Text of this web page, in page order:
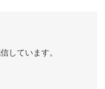
しています。